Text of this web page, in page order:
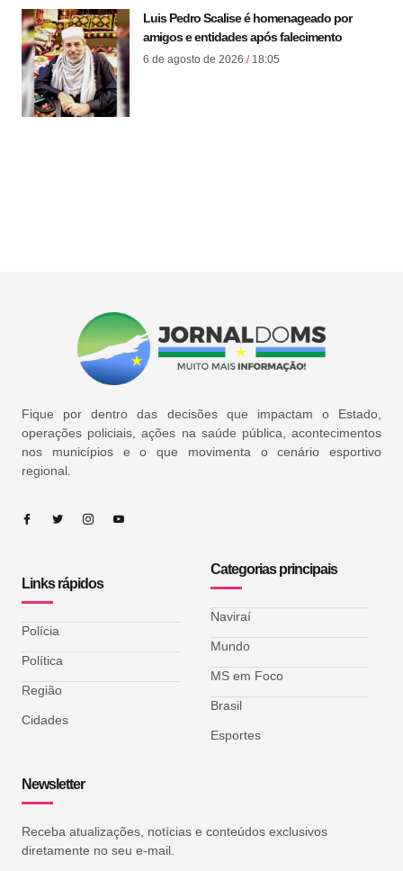
Luis Pedro Scalise é homenageado por
amigos e entidades após falecimento
6 de agosto de 2026 18:05
Fique por dentro das decisões que impactam o Estado,
operações policiais, ações na saúde pública, acontecimentos
nos municípios e o que movimenta o cenário esportivo
regional.
Links rápidos
Polícia
Política
Região
Cidades
Categorias principais
Naviraí
Mundo
MS em Foco
Brasil
Esportes
Newsletter
Receba atualizações, notícias e conteúdos exclusivos
diretamente no seu e-mail.